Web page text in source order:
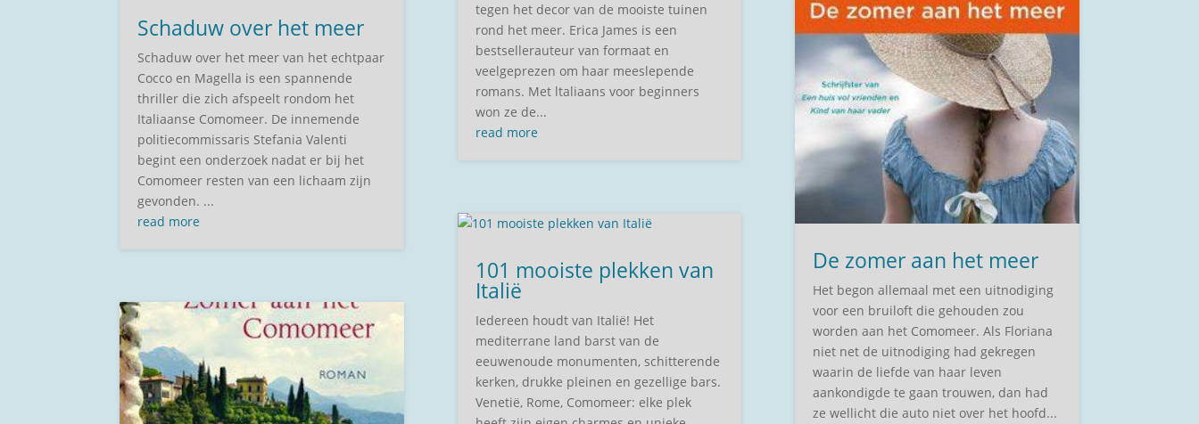
Schaduw over het meer
Schaduw over het meer van het echtpaar
Cocco en Magella is een spannende
thriller die zich afspeelt rondom het
Italiaanse Comomeer. De innemende
politiecommissaris Stefania Valenti
begint een onderzoek nadat er bij het
Comomeer resten van een lichaam zijn
gevonden. ...
read more
tegen het decor van de mooiste tuinen
rond het meer. Erica James is een
bestsellerauteur van formaat en
veelgeprezen om haar meeslepende
romans. Met ltaliaans voor beginners
won ze de...
read more
101 mooiste plekken van
Italië
Iedereen houdt van Italië! Het
mediterrane land barst van de
eeuwenoude monumenten, schitterende
kerken, drukke pleinen en gezellige bars.
Venetië, Rome, Comomeer: elke plek
De zomer aan het meer
Het begon allemaal met een uitnodiging
voor een bruiloft die gehouden zou
worden aan het Comomeer. Als Floriana
niet net de uitnodiging had gekregen
waarin de liefde van haar leven
aankondigde te gaan trouwen, dan had
ze wellicht die auto niet over het hoofd...